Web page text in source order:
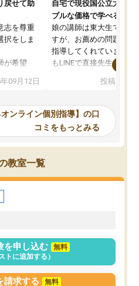
戻せて助
志を尊重
択をしま
が希望
ど選ぶ
で良いか
きま
方で決
語帳の
れる形
あり、あ
、塾に通
れも取り
良かった
09月12日
自宅で現役国公立大学生
ブルな価格で学べる
娘の講師は東大生では無
すが、お薦めの問題集や
指導してくれています。
もLINEで直接先生に質問
めれるので、個人に合
いなのがあり(有料)、受
ことをどんなスケジュー
くか相談したのですが、
ち期待したものではなく
くなってきたようなので
投稿日：
ンライン個別指導】の口
コミをもっとみる
教室一覧
を申し込む
無料
トに追加する）
請求する
無料